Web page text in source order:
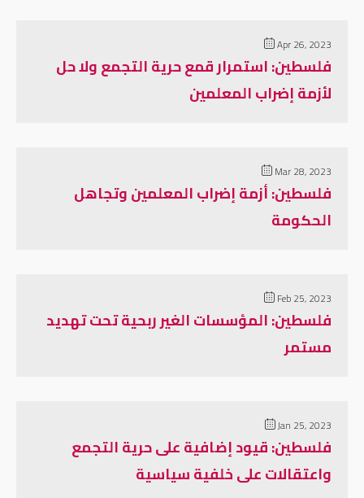
Apr 26, 2023
فلسطين: استمرار قمع حرية التجمع ولا حل
لأزمة إضراب المعلمين
Mar 28, 2023
فلسطين: أزمة إضراب المعلمين وتجاهل
الحكومة
Feb 25, 2023
فلسطين: المؤسسات الغير ربحية تحت تهديد
مستمر
Jan 25, 2023
فلسطين: قيود إضافية على حرية التجمع
واعتقالات على خلفية سياسية